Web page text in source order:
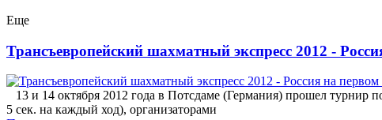
Еще
Трансъевропейский шахматный экспресс 2012 -
13 и 14 октября 2012 года в Потсдаме (Германия) прошел
5 сек. на каждый ход), организаторами